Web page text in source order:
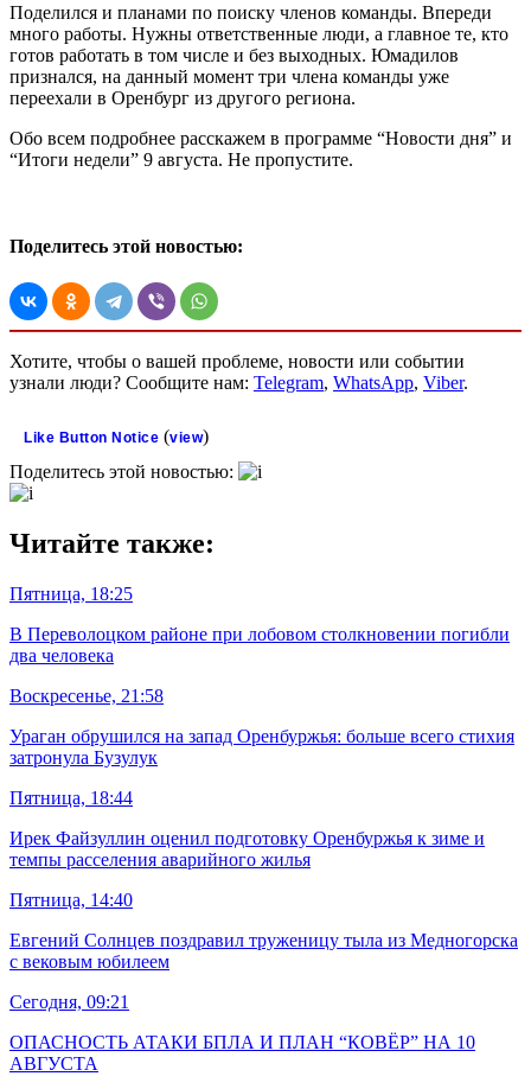
Поделился и планами по поиску членов команды. Впереди
много работы. Нужны ответственные люди, а главное те, кто
готов работать в том числе и без выходных. Юмадилов
признался, на данный момент три члена команды уже
переехали в Оренбург из другого региона.
Обо всем подробнее расскажем в программе “Новости дня” и
“Итоги недели” 9 августа. Не пропустите.
Поделитесь этой новостью:
Хотите, чтобы о вашей проблеме, новости или событии
узнали люди? Сообщите нам: Telegram, WhatsApp, Viber.
Like Button Notice (view)
Поделитесь этой новостью:
Читайте также:
Пятница, 18:25
В Переволоцком районе при лобовом столкновении погибли
два человека
Воскресенье, 21:58
Ураган обрушился на запад Оренбуржья: больше всего стихия
затронула Бузулук
Пятница, 18:44
Ирек Файзуллин оценил подготовку Оренбуржья к зиме и
темпы расселения аварийного жилья
Пятница, 14:40
Евгений Солнцев поздравил труженицу тыла из Медногорска
с вековым юбилеем
Сегодня, 09:21
ОПАСНОСТЬ АТАКИ БПЛА И ПЛАН “КОВЁР” НА 10
АВГУСТА